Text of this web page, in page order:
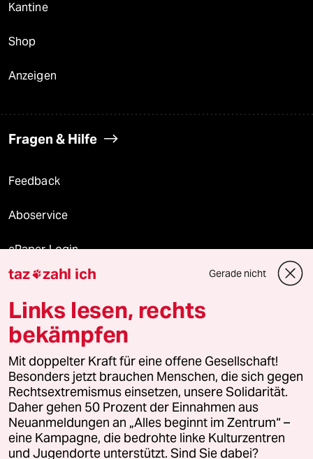
Kantine
Shop
Anzeigen
Fragen & Hilfe
Feedback
Aboservice
ePaper Login
Downloads für Abonnierende
© 2026 taz Verlags und Vertriebs GmbH
Alle Rechte vorbehalten. Bei rechtlichen Fragen oder für Genehmigungen
wenden Sie sich bitte an
lizenzen@taz.de
Feedback Redaktionsstatut Kommune-Richtlinien
Leitlinie Informant Datenschutz Impressum AGB
taz zahl ich Gerade nicht
Links lesen, rechts
bekämpfen
Mit doppelter Kraft für eine offene Gesellschaft!
Besonders jetzt brauchen Menschen, die sich gegen
Rechtsextremismus einsetzen, unsere Solidarität.
Daher gehen 50 Prozent der Einnahmen aus
Neuanmeldungen an „Alles beginnt im Zentrum“ –
eine Kampagne, die bedrohte linke Kulturzentren
und Jugendorte unterstützt. Sind Sie dabei?